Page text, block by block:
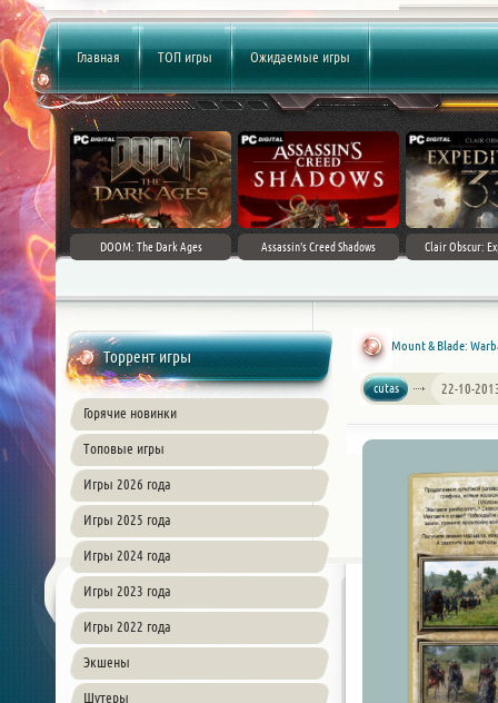
Главная ТОП игры Ожидаемые игры
DOOM: The Dark Ages Assassin's Creed Shadows Clair Obscur:
Торрент игры
Горячие новинки
Топовые игры
Игры 2026 года
Игры 2025 года
Игры 2024 года
Игры 2023 года
Игры 2022 года
Экшены
Шутеры
Mount & Blade:
cutas 22-10-